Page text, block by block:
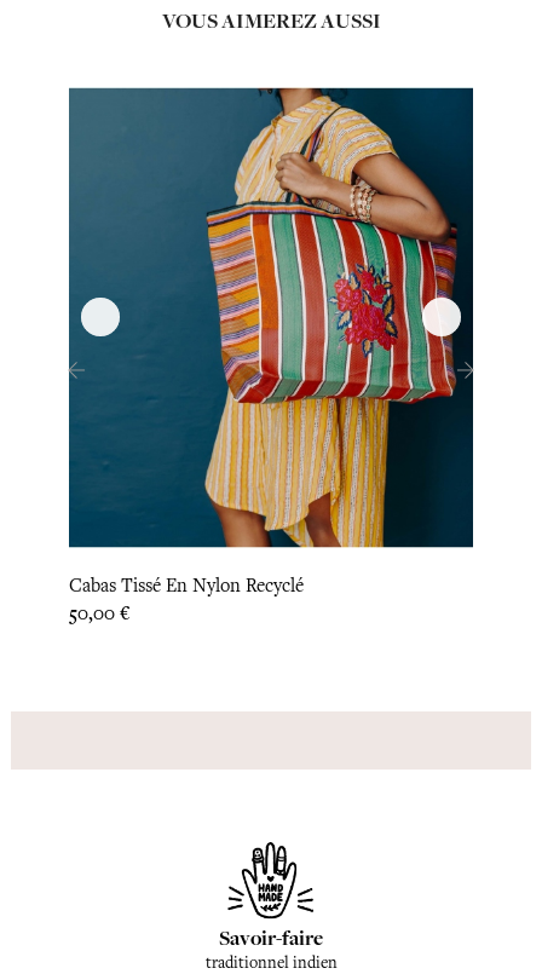
VOUS AIMEREZ AUSSI
Cabas Tissé En Nylon Recyclé
Prix
50,00 €
Savoir-faire
traditionnel indien